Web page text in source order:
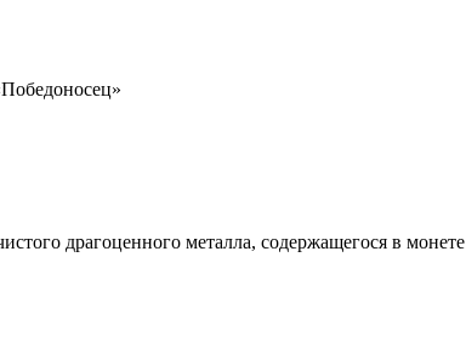
драгоценного металла, содержащегося в монете